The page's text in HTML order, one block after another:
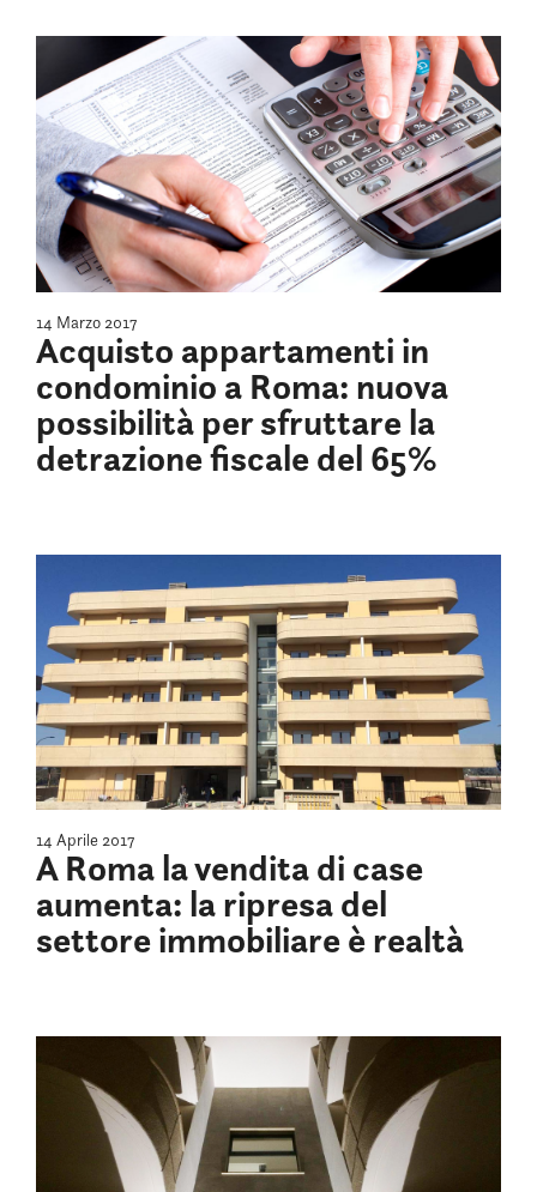
14 Marzo 2017
Acquisto appartamenti in
condominio a Roma: nuova
possibilità per sfruttare la
detrazione fiscale del 65%
14 Aprile 2017
A Roma la vendita di case
aumenta: la ripresa del
settore immobiliare è realtà